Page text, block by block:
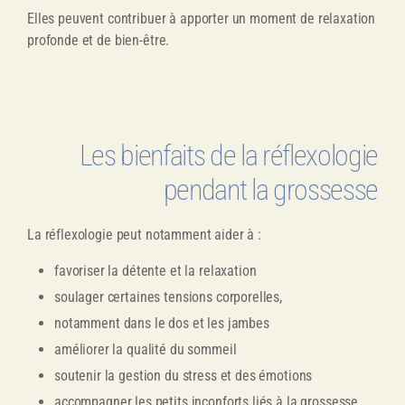
Elles peuvent contribuer à apporter un moment de relaxation
profonde et de bien-être.
Les bienfaits de la réflexologie
pendant la grossesse
La réflexologie peut notamment aider à :
favoriser la détente et la relaxation
soulager certaines tensions corporelles,
notamment dans le dos et les jambes
améliorer la qualité du sommeil
soutenir la gestion du stress et des émotions